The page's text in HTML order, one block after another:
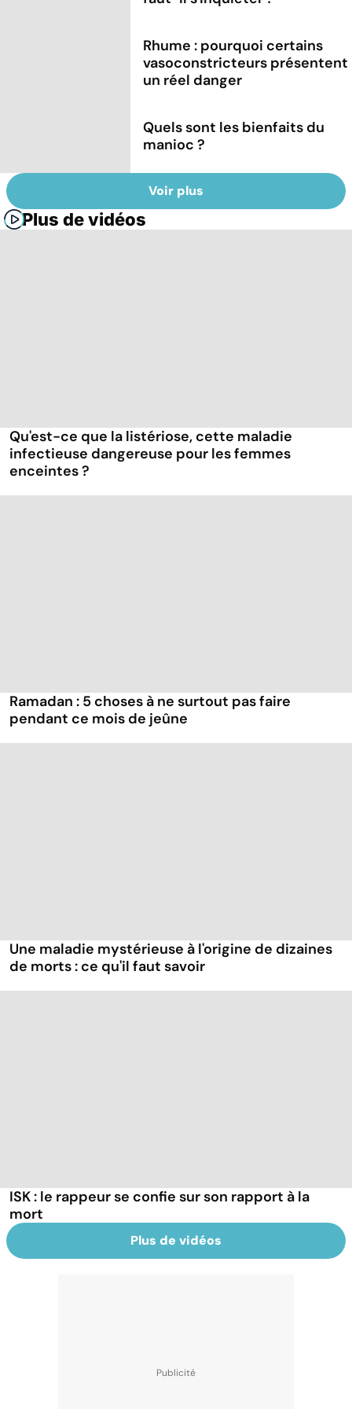
Rhume : pourquoi certains
vasoconstricteurs présentent
un réel danger
Quels sont les bienfaits du
manioc ?
Voir plus
Plus de vidéos
Qu'est-ce que la listériose, cette maladie
infectieuse dangereuse pour les femmes
enceintes ?
Ramadan : 5 choses à ne surtout pas faire
pendant ce mois de jeûne
Une maladie mystérieuse à l'origine de dizaines
de morts : ce qu'il faut savoir
ISK : le rappeur se confie sur son rapport à la
mort
Plus de vidéos